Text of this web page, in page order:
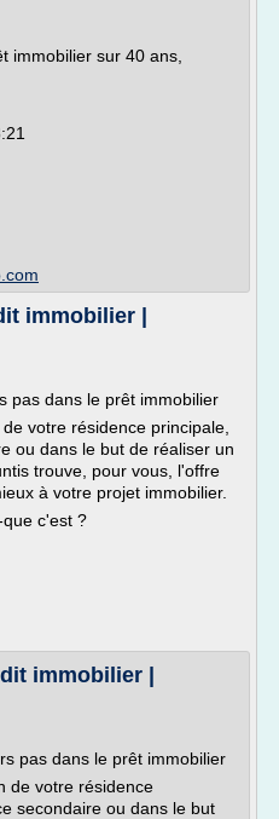
immobilier sur 40 ans,
immobilier |
pas dans le prêt immobilier
votre résidence principale,
ou dans le but de réaliser un
trouve, pour vous, l'offre
à votre projet immobilier.
c'est ?
immobilier |
pas dans le prêt immobilier
de votre résidence
secondaire ou dans le but